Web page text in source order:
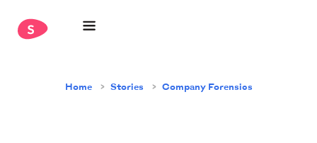
Home Stories Company Forensics